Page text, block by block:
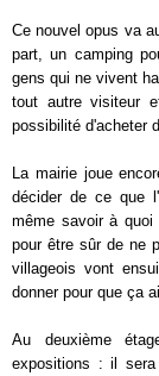
Ce nouvel opus va
part, un camping
gens qui ne vivent
tout autre visiteur
possibilité d'acheter
La mairie joue
décider de ce que
même savoir à quoi
pour être sûr de ne
villageois vont
donner pour que ça
Au deuxième
expositions : il